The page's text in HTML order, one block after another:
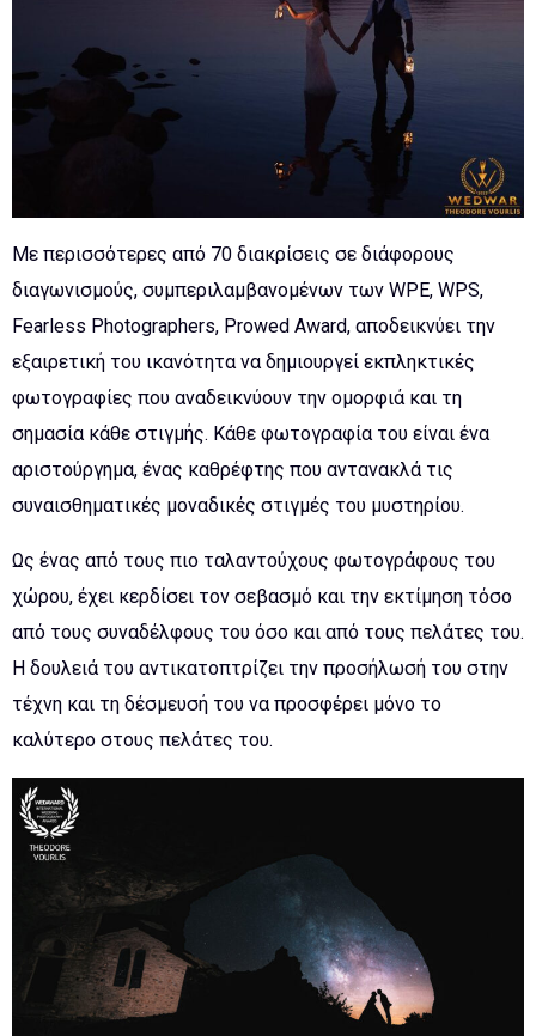
Με περισσότερες από 70 διακρίσεις σε διάφορους
διαγωνισμούς, συμπεριλαμβανομένων των WPE, WPS,
Fearless Photographers, Prowed Αward, αποδεικνύει την
εξαιρετική του ικανότητα να δημιουργεί εκπληκτικές
φωτογραφίες που αναδεικνύουν την ομορφιά και τη
σημασία κάθε στιγμής. Κάθε φωτογραφία του είναι ένα
αριστούργημα, ένας καθρέφτης που αντανακλά τις
συναισθηματικές μοναδικές στιγμές του μυστηρίου.
Ως ένας από τους πιο ταλαντούχους φωτογράφους του
χώρου, έχει κερδίσει τον σεβασμό και την εκτίμηση τόσο
από τους συναδέλφους του όσο και από τους πελάτες του.
Η δουλειά του αντικατοπτρίζει την προσήλωσή του στην
τέχνη και τη δέσμευσή του να προσφέρει μόνο το
καλύτερο στους πελάτες του.